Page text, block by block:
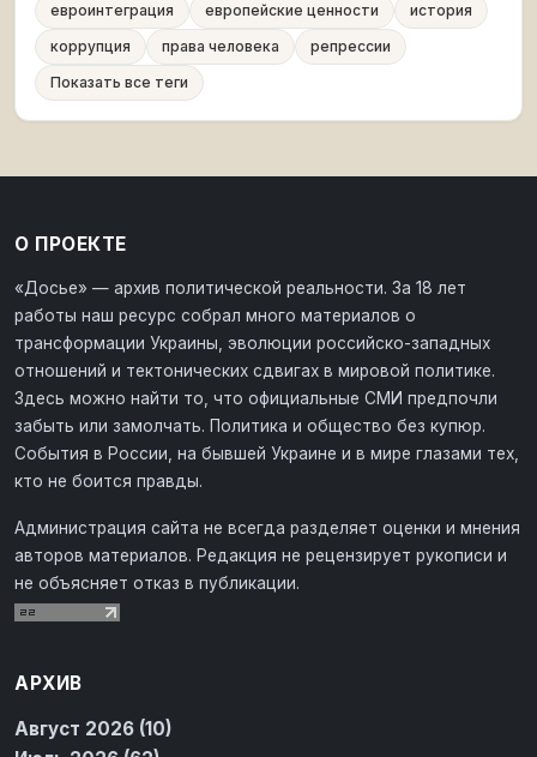
евроинтеграция
европейские ценности
история
коррупция
права человека
репрессии
Показать все теги
О ПРОЕКТЕ
«Досье» — архив политической реальности. За 18 лет
работы наш ресурс собрал много материалов о
трансформации Украины, эволюции российско-западных
отношений и тектонических сдвигах в мировой политике.
Здесь можно найти то, что официальные СМИ предпочли
забыть или замолчать. Политика и общество без купюр.
События в России, на бывшей Украине и в мире глазами тех,
кто не боится правды.
Администрация сайта не всегда разделяет оценки и мнения
авторов материалов. Редакция не рецензирует рукописи и
не объясняет отказ в публикации.
АРХИВ
Август 2026 (10)